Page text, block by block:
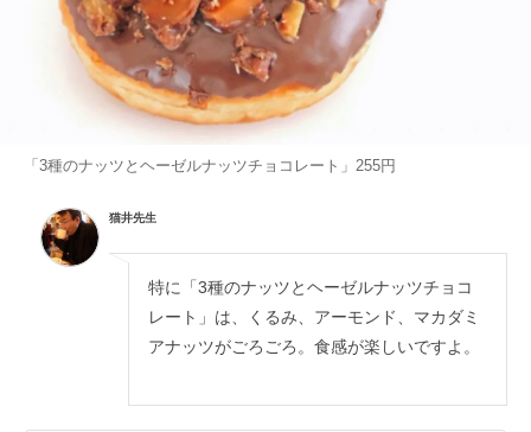
「3種のナッツとヘーゼルナッツチョコレート」255円
猫井先生
特に「3種のナッツとヘーゼルナッツチョコ
レート」は、くるみ、アーモンド、マカダミ
アナッツがごろごろ。食感が楽しいですよ。